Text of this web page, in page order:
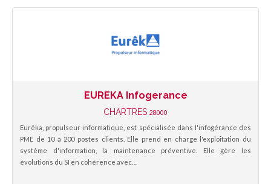
EUREKA Infogerance
CHARTRES 28000
Eurêka, propulseur informatique, est spécialisée dans l'infogérance des
PME de 10 à 200 postes clients. Elle prend en charge l'exploitation du
système d'information, la maintenance préventive. Elle gère les
évolutions du SI en cohérence avec…